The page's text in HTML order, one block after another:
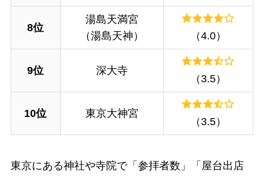
8位
湯島天満宮
（湯島天神）
（4.0）
9位 深大寺
（3.5）
10位 東京大神宮
（3.5）
東京にある神社や寺院で「参拝者数」「屋台出店